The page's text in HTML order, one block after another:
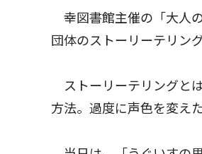
幸図書館主催の「大人
団体のストーリーテリン
ストーリーテリングと
方法。過度に声色を変え